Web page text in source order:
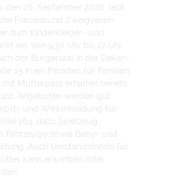
den 26. September 2026, lädt
Frauenbund Zweigverein
zum Kinderkleider- und
ein. Von 9.30 Uhr bis 12 Uhr
der Bürgersaal in der Dekan-
15 in ein Paradies für Familien.
mit Mutterpass erhalten bereits
Angeboten werden gut
und Winterkleidung für
164, dazu Spielzeug,
Fahrzeuge sowie Baby- und
Auch Umstandsmode für
kann erworben oder